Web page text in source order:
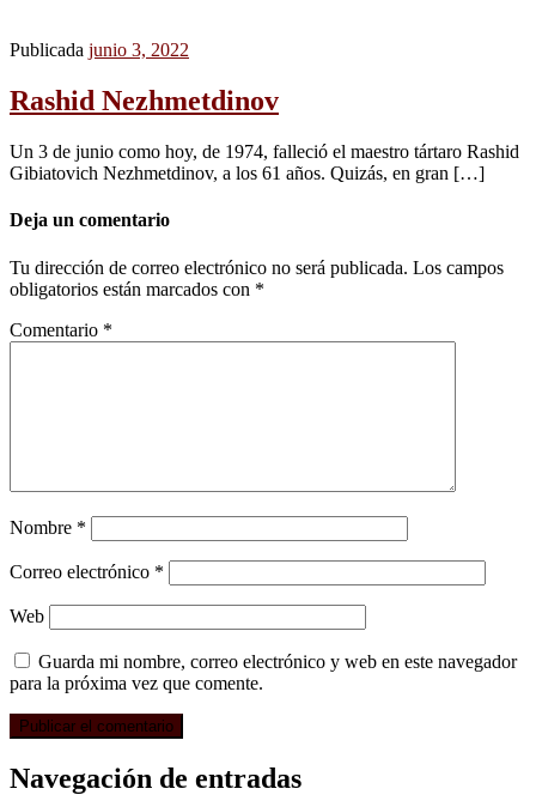
Publicada junio 3, 2022
Rashid Nezhmetdinov
Un 3 de junio como hoy, de 1974, falleció el maestro tártaro Rashid
Gibiatovich Nezhmetdinov, a los 61 años. Quizás, en gran […]
Deja un comentario
Tu dirección de correo electrónico no será publicada. Los campos
obligatorios están marcados con *
Comentario *
Nombre *
Correo electrónico *
Web
Guarda mi nombre, correo electrónico y web en este navegador
para la próxima vez que comente.
Navegación de entradas